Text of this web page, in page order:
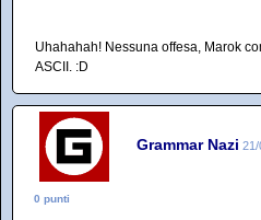
Uhahahah! Nessuna offesa, Marok
ASCII. :D
Grammar Nazi 21/
0 punti